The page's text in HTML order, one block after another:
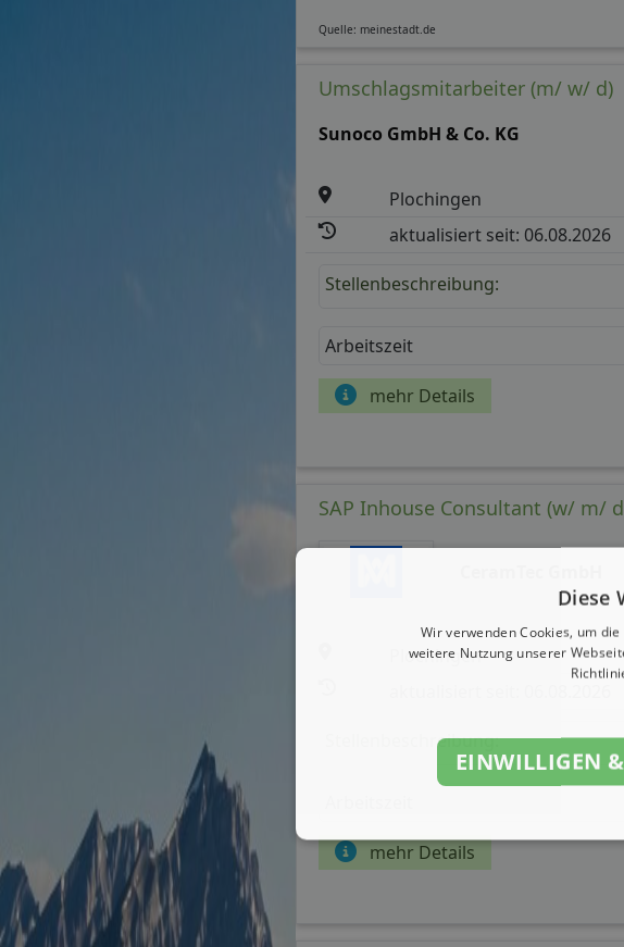
Quelle: meinestadt.de
Umschlagsmitarbeiter (m/ w/ d)
Sunoco GmbH & Co. KG
Plochingen
aktualisiert seit: 06.08.2026
Stellenbeschreibung:
Arbeitszeit
mehr Details
SAP Inhouse Consultant (w/ m/
Plochingen
Stellenbeschreibung:
mehr Details
Diese
Wir verwenden Cookies, um
weitere Nutzung unserer
EINWILLIGEN